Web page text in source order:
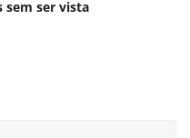
sem ser vista